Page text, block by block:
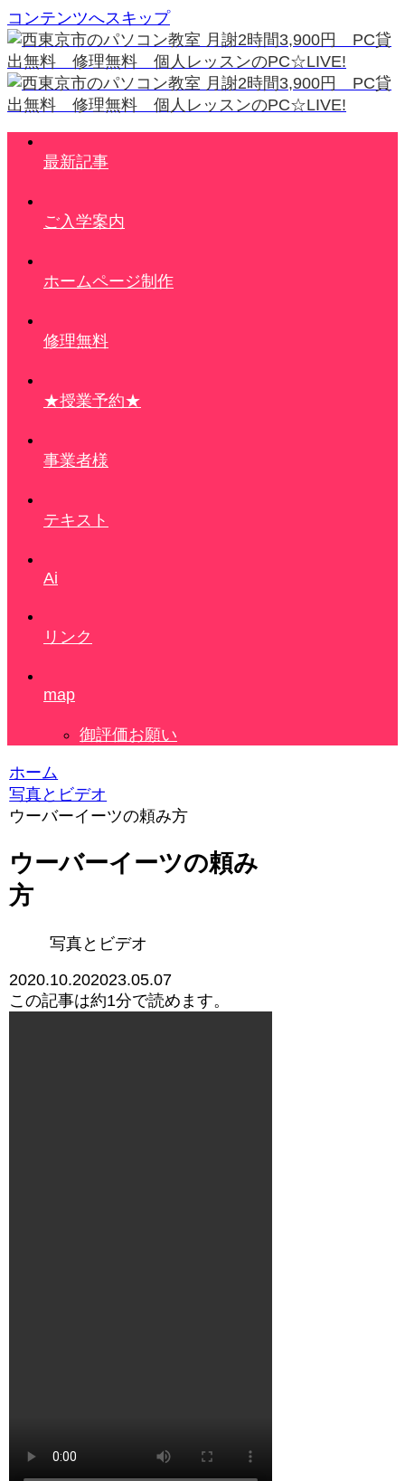
コンテンツへスキップ
最新記事
ご入学案内
ホームページ制作
修理無料
★授業予約★
事業者様
テキスト
Ai
リンク
map
御評価お願い
ホーム
写真とビデオ
ウーバーイーツの頼み方
ウーバーイーツの頼み
方
写真とビデオ
2020.10.202023.05.07
この記事は約1分で読めます。